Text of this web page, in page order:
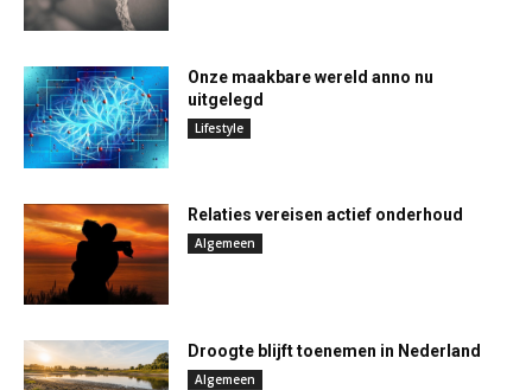
Onze maakbare wereld anno nu
uitgelegd
Lifestyle
Relaties vereisen actief onderhoud
Algemeen
Droogte blijft toenemen in Nederland
Algemeen